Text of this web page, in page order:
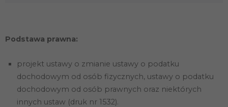
Podstawa prawna:
projekt ustawy o zmianie ustawy o podatku
dochodowym od osób fizycznych, ustawy o podatku
dochodowym od osób prawnych oraz niektórych
innych ustaw (druk nr 1532).